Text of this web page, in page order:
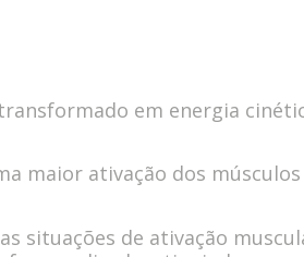
em energia
maior ativação dos músculos
situações de ativação